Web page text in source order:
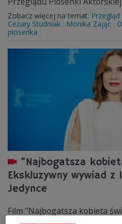
Zobacz więcej na temat:
Cezary Studniak
Monika Zając
piosenka
"Najbogatsza
Ekskluzywny wywiad z
Jedynce
Film "Najbogatsza kobieta